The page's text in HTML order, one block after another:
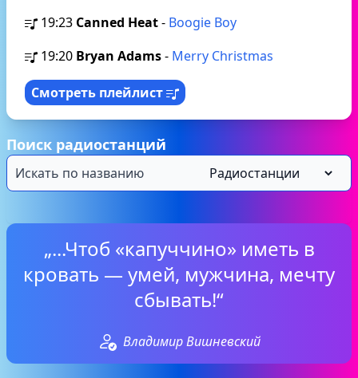
19:23 Canned Heat- Boogie Boy
19:20 Bryan Adams- Merry Christmas
Смотреть плейлист
Поиск радиостанций
„...Чтоб «капуччино» иметь в
кровать — умей, мужчина, мечту
сбывать!“
Владимир Вишневский